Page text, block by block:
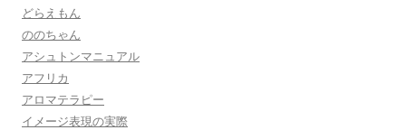
どらえもん
ののちゃん
アシュトンマニュアル
アフリカ
アロマテラピー
イメージ表現の実際